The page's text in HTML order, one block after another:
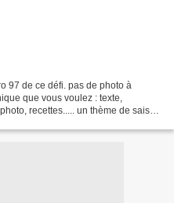
97 de ce défi. pas de photo à
que vous voulez : texte,
recettes..... un thème de saison